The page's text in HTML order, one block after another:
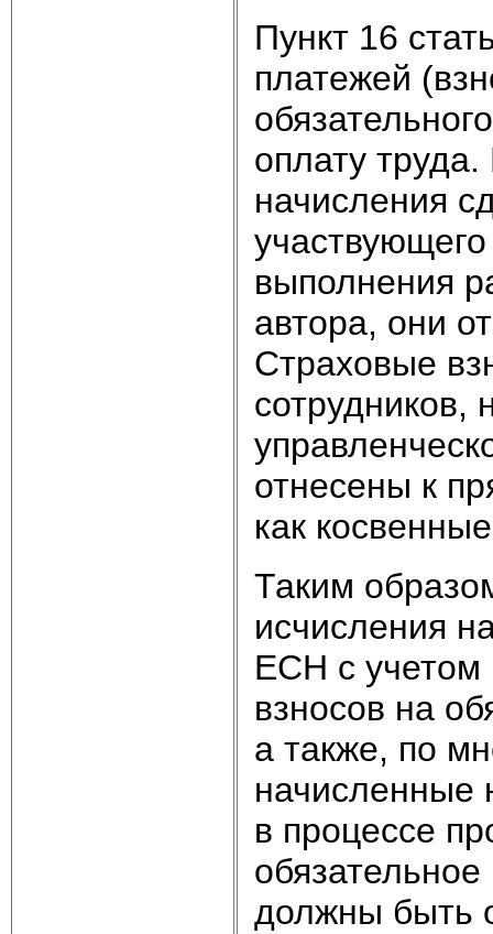
Пункт 16
платежей
оплату
начисления
выполнения
автора, они
Страховые
сотрудников,
отнесены к
как
Таким
исчисления
ЕСН с учетом
взносов на
а также, по
начисленные
в процессе
должны быть